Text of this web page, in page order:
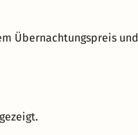
Übernachtungspreis und